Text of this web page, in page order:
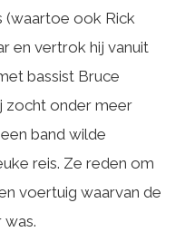
(waartoe ook Rick
en vertrok hij vanuit
bassist Bruce
zocht onder meer
band wilde
reis. Ze reden om
voertuig waarvan de